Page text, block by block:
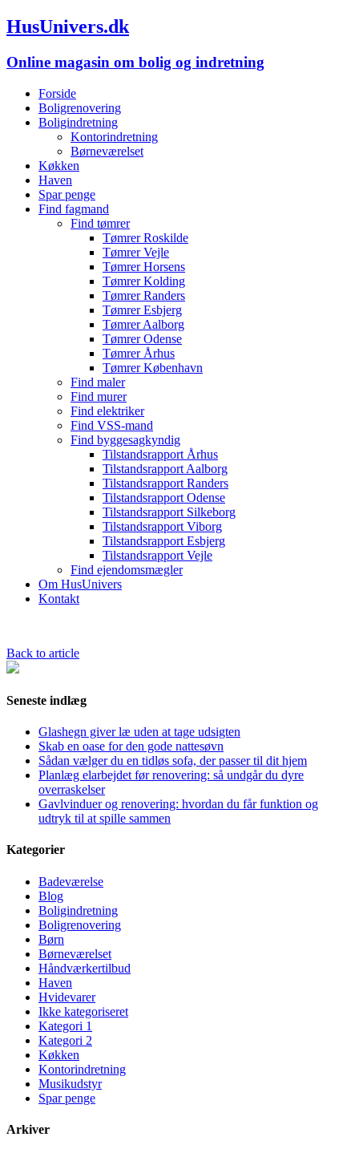
HusUnivers.dk
Online magasin om bolig og indretning
Forside
Boligrenovering
Boligindretning
Kontorindretning
Børneværelset
Køkken
Haven
Spar penge
Find fagmand
Find tømrer
Tømrer Roskilde
Tømrer Vejle
Tømrer Horsens
Tømrer Kolding
Tømrer Randers
Tømrer Esbjerg
Tømrer Aalborg
Tømrer Odense
Tømrer Århus
Tømrer København
Find maler
Find murer
Find elektriker
Find VSS-mand
Find byggesagkyndig
Tilstandsrapport Århus
Tilstandsrapport Aalborg
Tilstandsrapport Randers
Tilstandsrapport Odense
Tilstandsrapport Silkeborg
Tilstandsrapport Viborg
Tilstandsrapport Esbjerg
Tilstandsrapport Vejle
Find ejendomsmægler
Om HusUnivers
Kontakt
Back to article
Seneste indlæg
Glashegn giver læ uden at tage udsigten
Skab en oase for den gode nattesøvn
Sådan vælger du en tidløs sofa, der passer til dit hjem
Planlæg elarbejdet før renovering: så undgår du dyre
overraskelser
Gavlvinduer og renovering: hvordan du får funktion og
udtryk til at spille sammen
Kategorier
Badeværelse
Blog
Boligindretning
Boligrenovering
Børn
Børneværelset
Håndværkertilbud
Haven
Hvidevarer
Ikke kategoriseret
Kategori 1
Kategori 2
Køkken
Kontorindretning
Musikudstyr
Spar penge
Arkiver